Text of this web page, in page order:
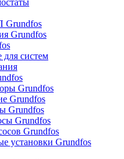
Grundfos
Grundfos
систем
Grundfos
Grundfos
Grundfos
Grundfos
Grundfos
установки Grundfos